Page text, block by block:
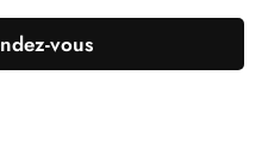
vous